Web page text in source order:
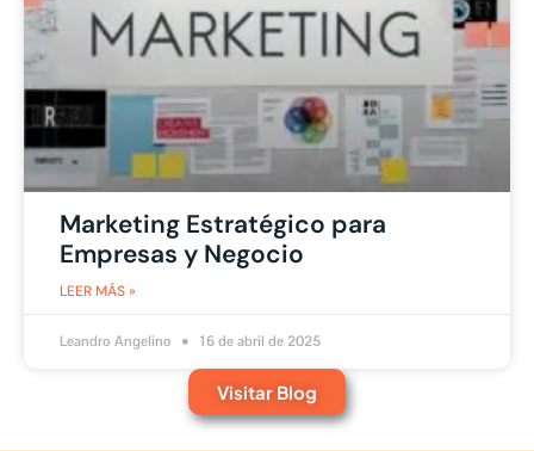
Marketing Estratégico para
Empresas y Negocio
LEER MÁS »
Leandro Angelino 16 de abril de 2025
Visitar Blog